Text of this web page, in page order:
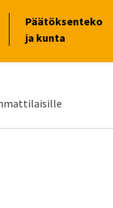
Päätöksenteko
ja kunta